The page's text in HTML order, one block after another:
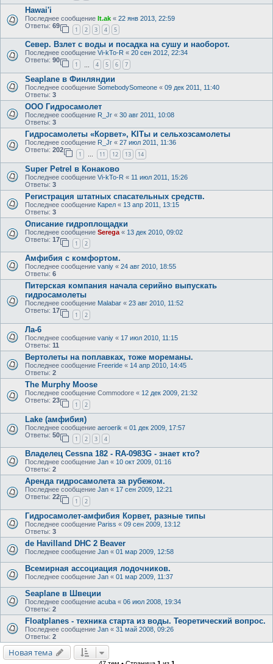
Hawai'i
Последнее сообщение lt.ak « 22 янв 2013, 22:59
Ответы: 69
1 2 3 4 5
Север. Взлет с воды и посадка на сушу и наоборот.
Последнее сообщение Vi-kTo-R « 20 сен 2012, 22:34
Ответы: 90
1 4 5 6 7
Seaplane в Финляндии
Последнее сообщение SomebodySomeone « 09 дек 2011, 11:40
Ответы: 3
ООО Гидросамолет
Последнее сообщение R_Jr « 30 авг 2011, 10:08
Ответы: 3
Гидросамолеты «Корвет», KITы и сельхозсамолеты
Последнее сообщение R_Jr « 27 июл 2011, 11:36
Ответы: 202
1 … 11 12 13 14
Super Petrel в Конаково
Последнее сообщение Vi-kTo-R « 11 июл 2011, 15:26
Ответы: 3
Регистрация штатных спасательных средств.
Последнее сообщение Карел « 13 апр 2011, 13:15
Ответы: 3
Описание гидроплощадки
Последнее сообщение Serega « 13 дек 2010, 09:02
Ответы: 17
1 2
Амфибия с комфортом.
Последнее сообщение vaniy « 24 авг 2010, 18:55
Ответы: 6
Питерская компания начала серийно выпускать
гидросамолеты
Последнее сообщение Malabar « 23 авг 2010, 11:52
Ответы: 17
1 2
Ла-6
Последнее сообщение vaniy « 17 июл 2010, 11:15
Ответы: 11
Вертолеты на поплавках, тоже мореманы.
Последнее сообщение Freeride « 14 апр 2010, 14:45
Ответы: 2
The Murphy Moose
Последнее сообщение Commodore « 12 дек 2009, 21:32
Ответы: 23
1 2
Lake (амфибия)
Последнее сообщение aeroerik « 01 дек 2009, 17:57
Ответы: 50
1 2 3 4
Владелец Сessna 182 - RA-0983G - знает кто?
Последнее сообщение Jan « 10 окт 2009, 01:16
Ответы: 2
Аренда гидросамолета за рубежом.
Последнее сообщение Jan « 17 сен 2009, 12:21
Ответы: 22
1 2
Гидросамолет-амфибия Корвет, разные типы
Последнее сообщение Pariss « 09 сен 2009, 13:12
Ответы: 3
de Havilland DHC 2 Beaver
Последнее сообщение Jan « 01 мар 2009, 12:58
Всемирная ассоциация лодочников.
Последнее сообщение Jan « 01 мар 2009, 11:37
Seaplane в Швеции
Последнее сообщение acuba « 06 июл 2008, 19:34
Ответы: 2
Floatplanes - техника старта из воды. Теоретический вопрос.
Последнее сообщение Jan « 31 май 2008, 09:26
Ответы: 2
Новая тема